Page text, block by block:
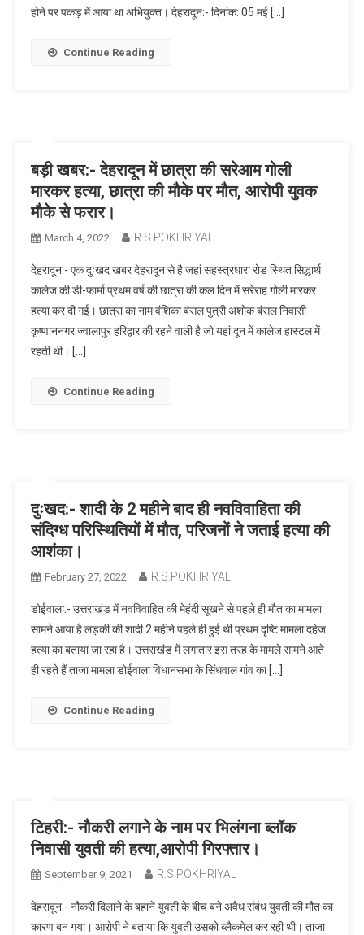
होने पर पकड़ में आया था अभियुक्त। देहरादून:- दिनांक: 05 मई […]
Continue Reading
बड़ी खबर:- देहरादून में छात्रा की सरेआम गोली
मारकर हत्या, छात्रा की मौके पर मौत, आरोपी युवक
मौके से फरार।
March 4, 2022 R.S.POKHRIYAL
देहरादून:- एक दुःखद खबर देहरादून से है जहां सहस्त्रधारा रोड स्थित सिद्धार्थ
कालेज की डी-फार्मा प्रथम वर्ष की छात्रा की कल दिन में सरेराह गोली मारकर
हत्या कर दी गई। छात्रा का नाम वंशिका बंसल पुत्री अशोक बंसल निवासी
कृष्णाननगर ज्वालापुर हरिद्वार की रहने वाली है जो यहां दून में कालेज हास्टल में
रहती थी। […]
Continue Reading
दुःखद:- शादी के 2 महीने बाद ही नवविवाहिता की
संदिग्ध परिस्थितियों में मौत, परिजनों ने जताई हत्या की
आशंका।
February 27, 2022 R.S.POKHRIYAL
डोईवाला:- उत्तराखंड में नवविवाहित की मेहंदी सूखने से पहले ही मौत का मामला
सामने आया है लड़की की शादी 2 महीने पहले ही हुई थी प्रथम दृष्टि मामला दहेज
हत्या का बताया जा रहा है। उत्तराखंड में लगातार इस तरह के मामले सामने आते
ही रहते हैं ताजा मामला डोईवाला विधानसभा के सिंधवाल गांव का […]
Continue Reading
टिहरी:- नौकरी लगाने के नाम पर भिलंगना ब्लॉक
निवासी युवती की हत्या,आरोपी गिरफ्तार।
September 9, 2021 R.S.POKHRIYAL
देहरादून:- नौकरी दिलाने के बहाने युवती के बीच बने अवैध संबंध युवती की मौत का
कारण बन गया। आरोपी ने बताया कि युवती उसको ब्लैकमेल कर रही थी। ताजा